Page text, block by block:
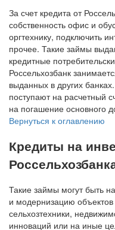
За счет кредита от
собственность офис и
оргтехнику, подключить
прочее. Такие займы
кредитные
Россельхозбанк
выданных в других
поступают на расчетный
на погашение основного
Вернуться к оглавлению
Кредиты на
Такие займы могут быть
и модернизацию
сельхозтехники,
инноваций или на иные